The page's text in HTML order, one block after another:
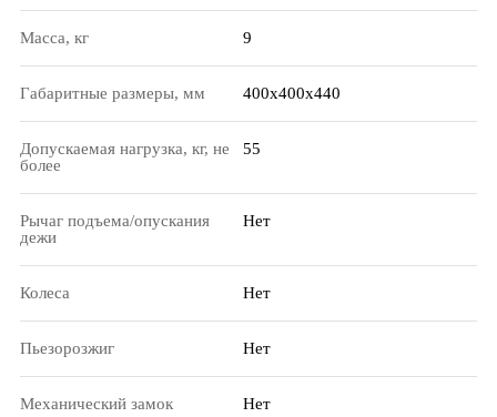
Масса, кг 9
Габаритные размеры, мм 400х400х440
Допускаемая нагрузка, кг, не
более
55
Рычаг подъема/опускания
дежи
Нет
Колеса Нет
Пьезорозжиг Нет
Механический замок Нет